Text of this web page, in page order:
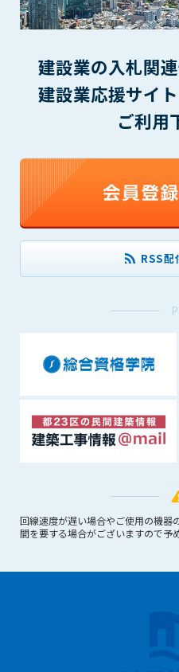
建設業の入札関
建設業応援サイ
ご利用
RSS配
回線速度が遅い場合やご使用の機器
間を要する場合がございますので予
します。
第9条（会員の個人情報）
ビスの提供に関連して管理者
個人情報といいます）につい
する場合を除き、第三者に開
(2) 個々の会員を特定できない
者に提供する場合
(3) 第三者および管理者の権利
(4) 法令等により開示を求めら
第10条（免責事項）
管理者は、会員が登録した内
1. 管理者は、会員が本サービ
等（プログラムを含みます
を保証もしないものとしま
生じた一切の損害に対して、
2. 会員は、自己の費用と責任
のとし、会員による本サー
問合せ、クレーム、請求等が
場合、当該会員は、自らの
3. 本サービスにおいて掲載さ
取引に起因する損害及び広
する損害については一切責
第11条（運用の停止）